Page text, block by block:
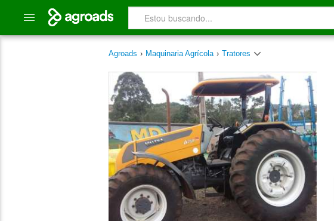
Agroads › Maquinaria Agrícola › Tratores